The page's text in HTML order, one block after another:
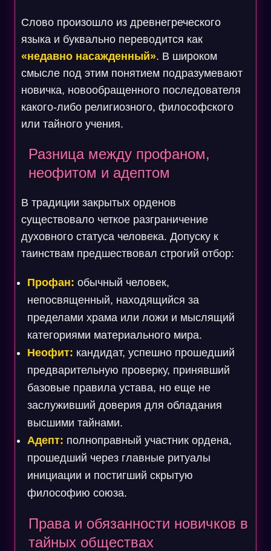
Слово произошло из древнегреческого
языка и буквально переводится как
«недавно насажденный». В широком
смысле под этим понятием подразумевают
новичка, новообращенного последователя
какого-либо религиозного, философского
или тайного учения.
Разница между профаном,
неофитом и адептом
В традиции закрытых орденов
существовало четкое разграничение
духовного статуса человека. Допуску к
таинствам предшествовал строгий отбор:
Профан: обычный человек,
непосвященный, находящийся за
пределами храма или ложи и мыслящий
категориями материального мира.
Неофит: кандидат, успешно прошедший
предварительную проверку, принявший
базовые правила устава, но еще не
заслуживший доверия для обладания
высшими тайнами.
Адепт: полноправный участник ордена,
прошедший через главные ритуалы
инициации и постигший скрытую
философию союза.
Права и обязанности новичков в
тайных обществах